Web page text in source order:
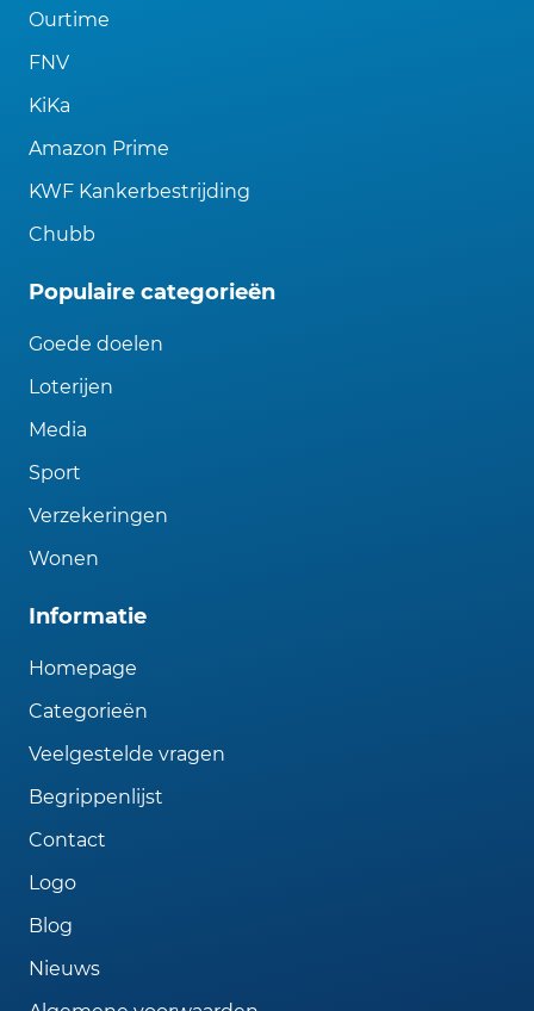
Ourtime
FNV
KiKa
Amazon Prime
KWF Kankerbestrijding
Chubb
Populaire categorieën
Goede doelen
Loterijen
Media
Sport
Verzekeringen
Wonen
Informatie
Homepage
Categorieën
Veelgestelde vragen
Begrippenlijst
Contact
Logo
Blog
Nieuws